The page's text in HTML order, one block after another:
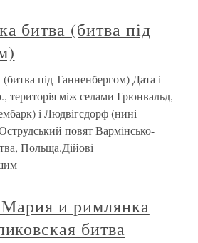
битва (битва під
під Танненбергом) Дата і
територія між селами Грюнвальд,
і Людвігсдорф (нині
повят Вармінсько-
Польща.Дійові
и римлянка
битва